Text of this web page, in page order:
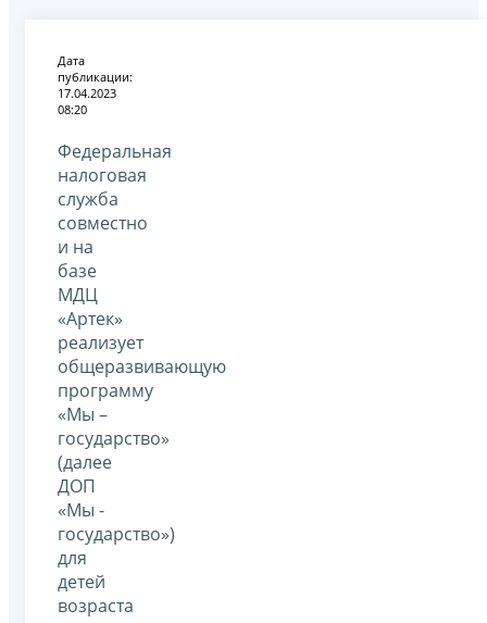
Дата
публикации:
17.04.2023
08:20
Федеральная
налоговая
служба
совместно
и на
базе
МДЦ
«Артек»
реализует
общеразвивающую
программу
«Мы –
государство»
(далее
ДОП
«Мы -
государство»)
для
детей
возраста